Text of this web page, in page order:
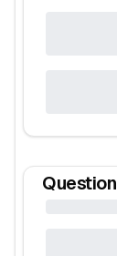
Question